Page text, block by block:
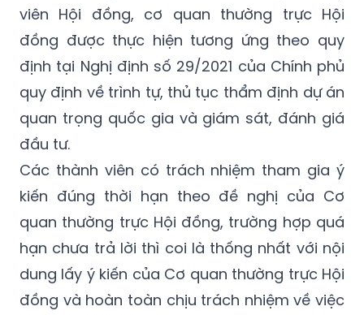
viên Hội đồng, cơ quan thường trực Hội
đồng được thực hiện tương ứng theo quy
định tại Nghị định số 29/2021 của Chính phủ
quy định về trình tự, thủ tục thẩm định dự án
quan trọng quốc gia và giám sát, đánh giá
đầu tư.
Các thành viên có trách nhiệm tham gia ý
kiến đúng thời hạn theo đề nghị của Cơ
quan thường trực Hội đồng, trường hợp quá
hạn chưa trả lời thì coi là thống nhất với nội
dung lấy ý kiến của Cơ quan thường trực Hội
đồng và hoàn toàn chịu trách nhiệm về việc